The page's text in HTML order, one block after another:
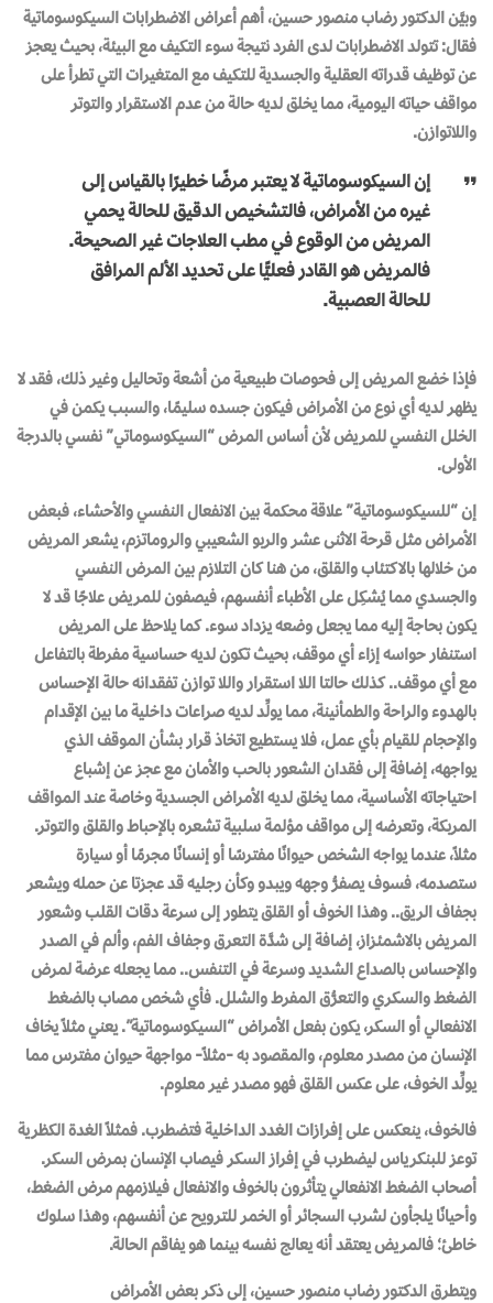
وبيَّن الدكتور رضاب منصور حسين، أهم أعراض الاضطرابات السيكوسوماتية
فقال: تتولد الاضطرابات لدى الفرد نتيجة سوء التكيف مع البيئة، بحيث يعجز
عن توظيف قدراته العقلية والجسدية للتكيف مع المتغيرات التي تطرأ على
مواقف حياته اليومية، مما يخلق لديه حالة من عدم الاستقرار والتوتر
واللاتوازن.
إن‭ ‬السيكوسوماتية‭ ‬لا‭ ‬يعتبر‭ ‬مرضًا‭ ‬خطيرًا‭ ‬بالقياس‭ ‬إلى‭
‬غيره‭ ‬من‭ ‬الأمراض،‭ ‬فالتشخيص‭ ‬الدقيق‭ ‬للحالة‭ ‬يحمي‭
‬المريض‭ ‬من‭ ‬الوقوع‭ ‬في‭ ‬مطب‭ ‬العلاجات‭ ‬غير‭ ‬الصحيحة‭.
‬فالمريض‭ ‬هو‭ ‬القادر‭ ‬فعليًّا‭ ‬على‭ ‬تحديد‭ ‬الألم‭ ‬المرافق‭
‬للحالة‭ ‬العصبية‭.‬
فإذا خضع المريض إلى فحوصات طبيعية من أشعة وتحاليل وغير ذلك، فقد لا
يظهر لديه أي نوع من الأمراض فيكون جسده سليمًا، والسبب يكمن في
الخلل النفسي للمريض لأن أساس المرض “السيكوسوماتي” نفسي بالدرجة
الأولى.
إن “للسيكوسوماتية” علاقة محكمة بين الانفعال النفسي والأحشاء، فبعض
الأمراض مثل قرحة الاثنى عشر والربو الشعيبي والروماتزم، يشعر المريض
من خلالها بالاكتئاب والقلق، من هنا كان التلازم بين المرض النفسي
والجسدي مما يُشكِل على الأطباء أنفسهم، فيصفون للمريض علاجًا قد لا
يكون بحاجة إليه مما يجعل وضعه يزداد سوء. كما يلاحظ على المريض
استنفار حواسه إزاء أي موقف، بحيث تكون لديه حساسية مفرطة بالتفاعل
مع أي موقف.. كذلك حالتا اللا استقرار واللا توازن تفقدانه حالة الإحساس
بالهدوء والراحة والطمأنينة، مما يولِّد لديه صراعات داخلية ما بين الإقدام
والإحجام للقيام بأي عمل، فلا يستطيع اتخاذ قرار بشأن الموقف الذي
يواجهه، إضافة إلى فقدان الشعور بالحب والأمان مع عجز عن إشباع
احتياجاته الأساسية، مما يخلق لديه الأمراض الجسدية وخاصة عند المواقف
المربكة، وتعرضه إلى مواقف مؤلمة سلبية تشعره بالإحباط والقلق والتوتر.
مثلاً، عندما يواجه الشخص حيوانًا مفترسًا أو إنسانًا مجرمًا أو سيارة
ستصدمه، فسوف يصفرُّ وجهه ويبدو وكأن رجليه قد عجزتا عن حمله ويشعر
بجفاف الريق.. وهذا الخوف أو القلق يتطور إلى سرعة دقات القلب وشعور
المريض بالاشمئزاز، إضافة إلى شدَّة التعرق وجفاف الفم، وألم في الصدر
والإحساس بالصداع الشديد وسرعة في التنفس.. مما يجعله عرضة لمرض
الضغط والسكري والتعرُّق المفرط والشلل. فأي شخص مصاب بالضغط
الانفعالي أو السكر، يكون بفعل الأمراض “السيكوسوماتية”. يعني مثلاً يخاف
الإنسان من مصدر معلوم، والمقصود به -مثلاً- مواجهة حيوان مفترس مما
يولِّد الخوف، على عكس القلق فهو مصدر غير معلوم.
فالخوف، ينعكس على إفرازات الغدد الداخلية فتضطرب. فمثلاً الغدة الكظرية
توعز للبنكرياس ليضطرب في إفراز السكر فيصاب الإنسان بمرض السكر.
أصحاب الضغط الانفعالي يتأثرون بالخوف والانفعال فيلازمهم مرض الضغط،
وأحيانًا يلجأون لشرب السجائر أو الخمر للترويح عن أنفسهم، وهذا سلوك
خاطئ؛ فالمريض يعتقد أنه يعالج نفسه بينما هو يفاقم الحالة.
ويتطرق الدكتور رضاب منصور حسين، إلى ذكر بعض الأمراض